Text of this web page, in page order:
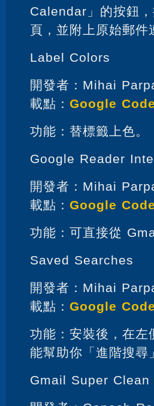
Calendar」的按鈕
頁，並附上原始郵件
Label Colors
開發者：Mihai
載點： Google Code
功能：替標籤上色。
Google Reader
開發者：Mihai
載點： Google Code
功能：可直接從
Saved Searches
開發者：Mihai
載點： Google Code
功能：安裝後，在
能幫助你「進階搜尋
Gmail Super Clean